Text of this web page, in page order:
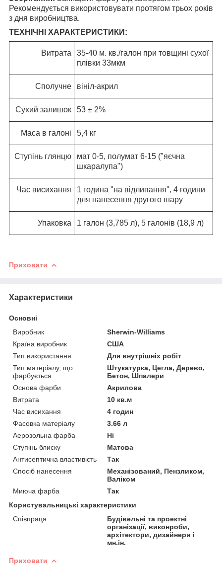
Рекомендується використовувати протягом трьох років
з дня виробництва.
ТЕХНІЧНІ ХАРАКТЕРИСТИКИ:
Витрата
35-40 м. кв./галон при товщині сухої
плівки 33мкм
Сполучне вініл-акрил
Сухий залишок 53 ± 2%
Маса в галоні 5,4 кг
Ступінь глянцю
мат 0-5, полумат 6-15 ("яєчна
шкаралупа")
Час висихання
1 година "на відлипання", 4 години
для нанесення другого шару
Упаковка 1 галон (3,785 л), 5 галонів (18,9 л)
Приховати
Характеристики
Основні
Виробник
Sherwin-Williams
Країна виробник
США
Тип використання
Для внутрішніх робіт
Тип матеріалу, що
фарбується
Штукатурка, Цегла, Дерево,
Бетон, Шпалери
Основа фарби
Акрилова
Витрата
10 кв.м
Час висихання
4 годин
Фасовка матеріалу
3.66 л
Аерозольна фарба
Ні
Ступінь блиску
Матова
Антисептична властивість
Так
Спосіб нанесення
Механізований, Пензликом,
Валіком
Миюча фарба
Так
Користувальницькі характеристики
Співпраця
Будівельні та проектні
організації, виконроби,
архітектори, дизайнери і
мн.ін.
Приховати